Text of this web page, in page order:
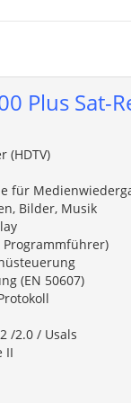
Plus Sat-
(HDTV)
für
Bilder, Musik
Programmführer)
(EN 50607)
/2.0 / Usals
II